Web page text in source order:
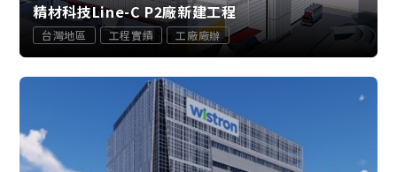
精材科技Line-C P2廠新建工程
台灣地區 工程實績 工廠廠辦